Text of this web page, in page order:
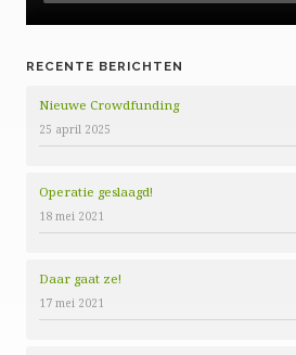
RECENTE BERICHTEN
Nieuwe Crowdfunding
25 april 2025
Operatie geslaagd!
18 mei 2021
Daar gaat ze!
17 mei 2021